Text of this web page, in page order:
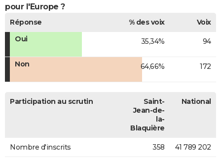
pour l'Europe ?
Réponse % des voix
Voix
Oui
35,34% 94
Non 64,66% 172
Participation au scrutin
Saint-
Jean-de-
la-
Blaquière
National
Nombre d'inscrits 358 41 789 202